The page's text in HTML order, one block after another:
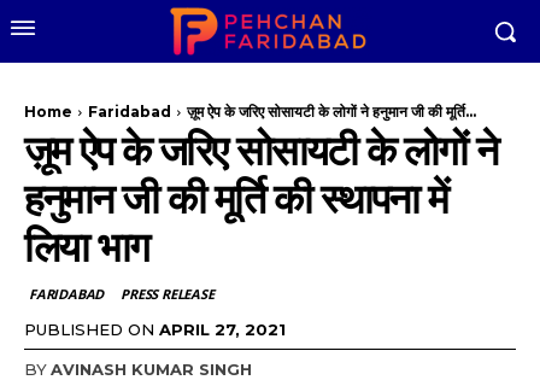
Home Faridabad ज़ूम ऐप के जरिए सोसायटी के लोगों ने हनुमान जी की मूर्ति...
ज़ूम ऐप के जरिए सोसायटी के लोगों ने
हनुमान जी की मूर्ति की स्थापना में
लिया भाग
FARIDABAD PRESS RELEASE
PUBLISHED ON APRIL 27, 2021
BYAVINASH KUMAR SINGH